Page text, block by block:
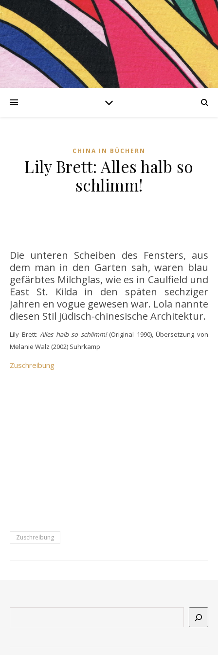
CHINA IN BÜCHERN
Lily Brett: Alles halb so
schlimm!
Die unteren Scheiben des Fensters, aus
dem man in den Garten sah, waren blau
gefärbtes Milchglas, wie es in Caulfield und
East St. Kilda in den späten sechziger
Jahren en vogue gewesen war. Lola nannte
diesen Stil jüdisch-chinesische Architektur.
Lily Brett:Alles halb so schlimm! (Original 1990), Übersetzung von
Melanie Walz (2002) Suhrkamp
Zuschreibung
Zuschreibung
Suchen